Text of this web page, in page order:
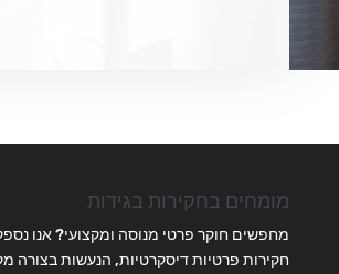
מומחים בחקירות בגידות
מחפשים חוקר פרטי מנוסה ומקצועי? אנו
חקירות פרטיות דיסקרטיות, הנעשות בצורה